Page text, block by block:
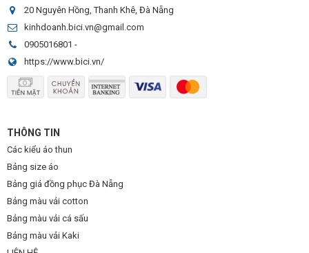
20 Nguyên Hồng, Thanh Khê, Đà Nẵng
kinhdoanh.bici.vn@gmail.com
0905016801 -
https://www.bici.vn/
THÔNG TIN
Các kiểu áo thun
Bảng size áo
Bảng giá đồng phục Đà Nẵng
Bảng màu vải cotton
Bảng màu vải cá sấu
Bảng màu vải Kaki